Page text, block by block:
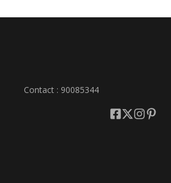
Contact : 90085344